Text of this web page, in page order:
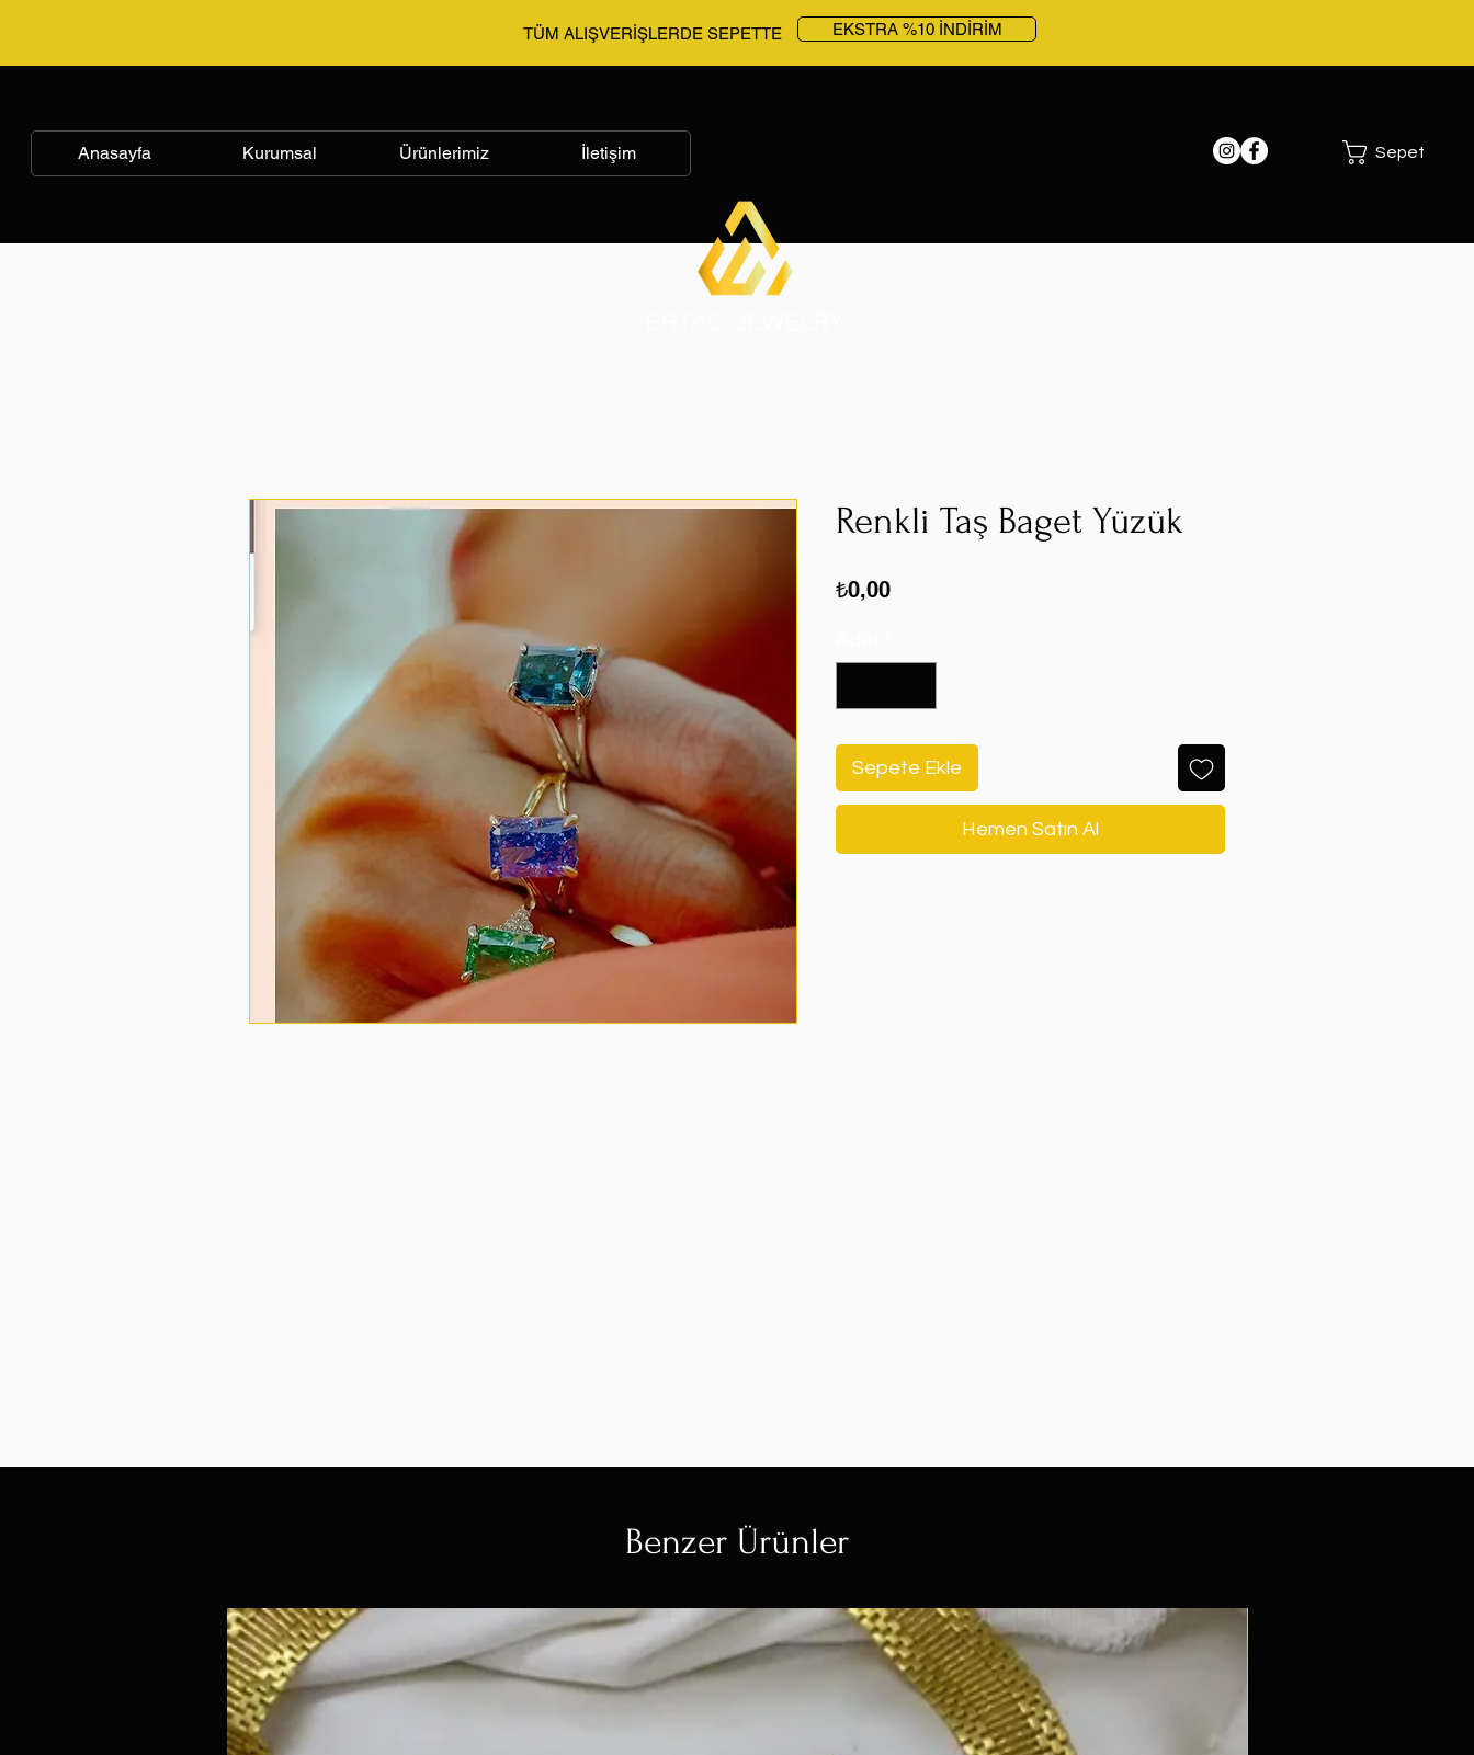
TÜM ALIŞVERİŞLERDE SEPETTE EKSTRA %10 İNDİRİM
Anasayfa Kurumsal Ürünlerimiz İletişim Sepet
Renkli Taş Baget Yüzük
₺0,00Fiyat
Sepete Ekle
Hemen Satın Al
Benzer Ürünler